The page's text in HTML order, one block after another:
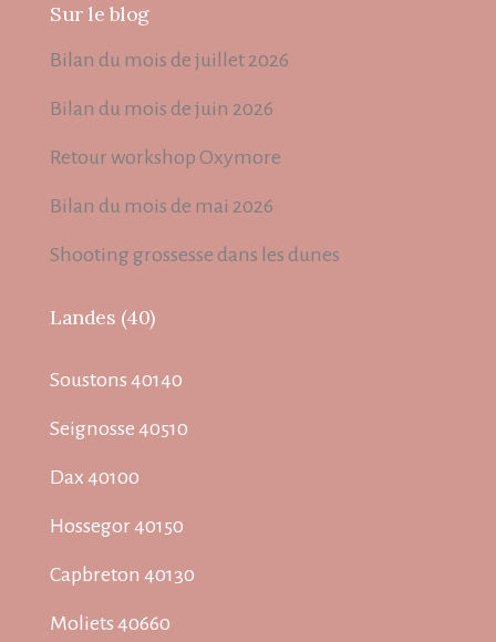
Sur le blog
Bilan du mois de juillet 2026
Bilan du mois de juin 2026
Retour workshop Oxymore
Bilan du mois de mai 2026
Shooting grossesse dans les dunes
Landes (40)
Soustons 40140
Seignosse 40510
Dax 40100
Hossegor 40150
Capbreton 40130
Moliets 40660